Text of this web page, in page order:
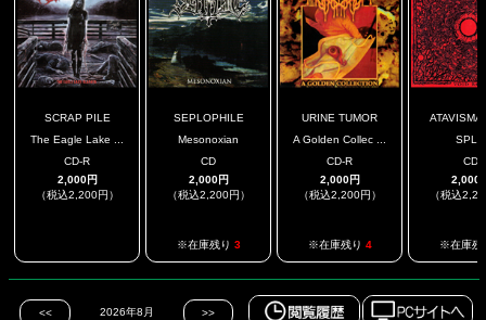
SCRAP PILE
The Eagle Lake ...
CD-R
2,000円
（税込2,200円）
SEPLOPHILE
Mesonoxian
CD
2,000円
（税込2,200円）
※在庫残り 3
URINE TUMOR
A Golden Collec ...
CD-R
2,000円
（税込2,200円）
※在庫残り 4
ATAVISMA
SPLIT
CD
2,000
（税込
※在庫残